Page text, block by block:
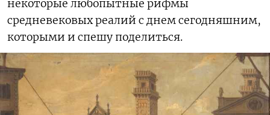
некоторые любопытные рифмы
средневековых реалий с днем сегодняшним,
которыми и спешу поделиться.